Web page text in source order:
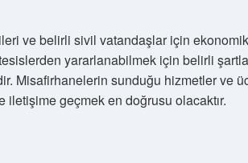
ve belirli sivil vatandaşlar için
yararlanabilmek için belirli
Misafirhanelerin sunduğu hizmetler ve
geçmek en doğrusu olacaktır.